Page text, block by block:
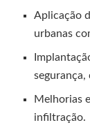
Aplicação
urbanas
segurança,
Melhorias
infiltração.